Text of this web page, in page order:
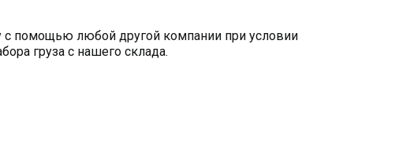
с помощью любой другой компании при условии
груза с нашего склада.